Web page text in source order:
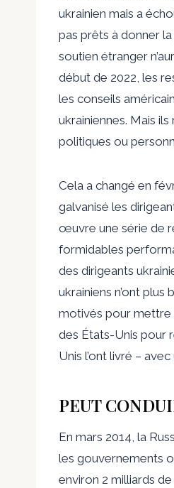
ukrainien mais a
pas prêts à donner
soutien étranger
début de 2022, les
les conseils
ukrainiennes. Mais
politiques ou
Cela a changé en
galvanisé les
œuvre une série de
formidables
des dirigeants
ukrainiens n’ont
motivés pour mettre
des États-Unis pour
Unis l’ont livré –
PEUT
En mars 2014, la
les gouvernements
environ 2 milliards